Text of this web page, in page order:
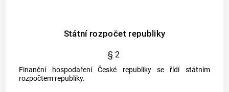
Státní rozpočet republiky
§ 2
Finanční hospodaření České republiky se řídí státním
rozpočtem republiky.